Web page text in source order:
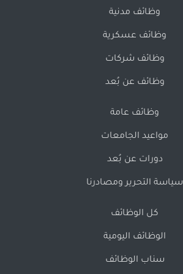
وظائف مدنية
وظائف عسكرية
وظائف شركات
وظائف عن بُعد
وظائف عامة
مواعيد الجامعات
دورات عن بُعد
سياسة التحرير ومصادرنا
كل الوظائف
الوظائف اليومية
سناب الوظائف